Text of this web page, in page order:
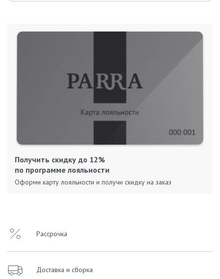
Получить скидку до 12%
по программе лояльности
Оформи карту лояльности и получи скидку на заказ
Рассрочка
Доставка и сборка